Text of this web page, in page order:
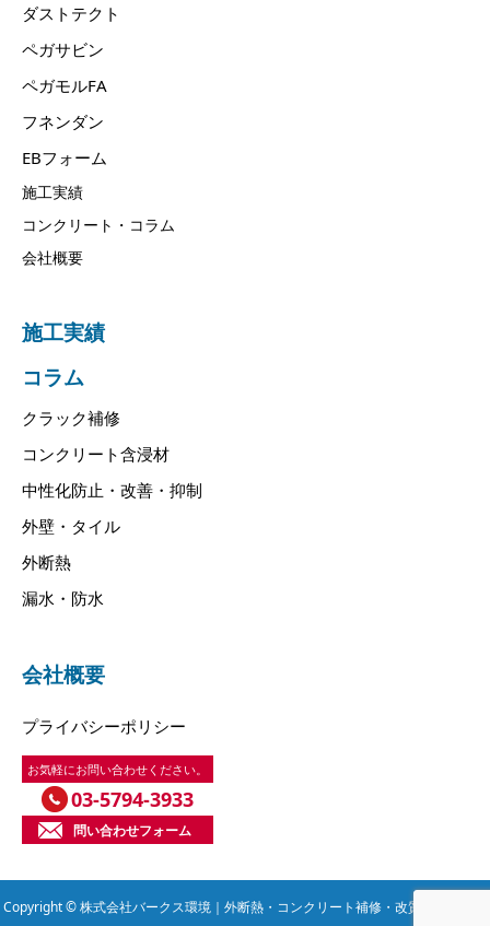
ダストテクト
ペガサビン
ペガモルFA
フネンダン
EBフォーム
施工実績
コンクリート・コラム
会社概要
施工実績
コラム
クラック補修
コンクリート含浸材
中性化防止・改善・抑制
外壁・タイル
外断熱
漏水・防水
会社概要
プライバシーポリシー
お気軽にお問い合わせください。
03-5794-3933
問い合わせフォーム
Copyright © 株式会社バークス環境｜外断熱・コンクリート補修・改質・保護で省